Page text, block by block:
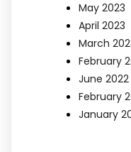
May 2023
April 2023
March
February
June 2022
February
January